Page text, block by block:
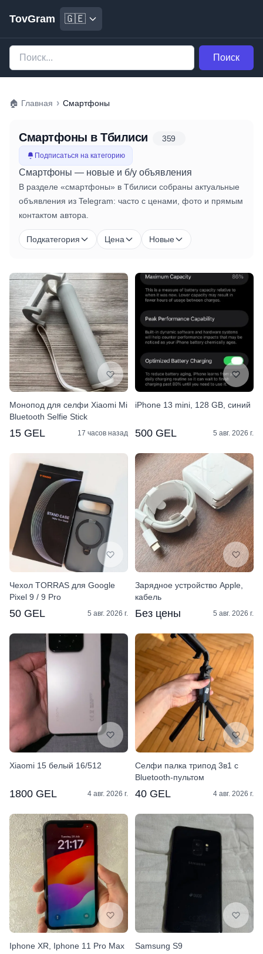
TovGram 🇬🇪
Поиск
🏠 Главная › Смартфоны
Смартфоны в Тбилиси 359
Подписаться на категорию
Смартфоны — новые и б/у объявления
В разделе «смартфоны» в Тбилиси собраны актуальные
объявления из Telegram: часто с ценами, фото и прямым
контактом автора.
Подкатегория Цена Новые
Монопод для селфи Xiaomi Mi
Bluetooth Selfie Stick
15 GEL 17 часов назад
iPhone 13 mini, 128 GB, синий
500 GEL 5 авг. 2026 г.
Чехол TORRAS для Google
Pixel 9 / 9 Pro
50 GEL 5 авг. 2026 г.
Зарядное устройство Apple,
кабель
Без цены 5 авг. 2026 г.
Xiaomi 15 белый 16/512
1800 GEL 4 авг. 2026 г.
Селфи палка трипод 3в1 с
Bluetooth-пультом
40 GEL 4 авг. 2026 г.
Iphone XR, Iphone 11 Pro Max Samsung S9